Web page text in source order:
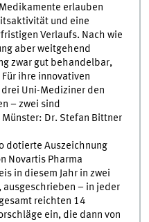
erlauben
und eine
Verlaufs. Nach wie
aber weitgehend
zwar gut behandelbar,
ihre innovativen
drei Uni-Mediziner den
– zwei sind
Dr. Stefan Bittner
dotierte Auszeichnung
Novartis Pharma
in diesem Jahr in zwei
ausgeschrieben – in jeder
reichten 14
ein, die dann von